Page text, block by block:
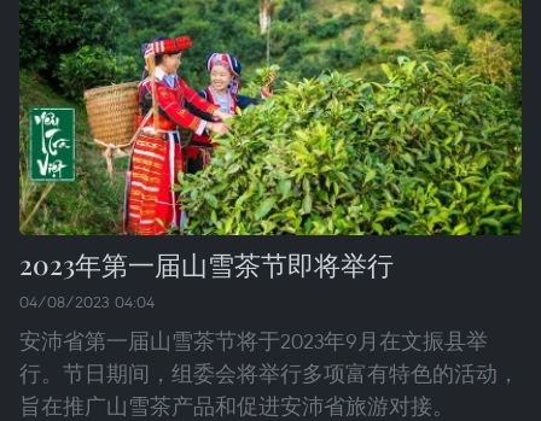
2023年第一届山雪茶节即将举行
04/08/2023 04:04
安沛省第一届山雪茶节将于2023年9月在文振县举
行。节日期间，组委会将举行多项富有特色的活动，
旨在推广山雪茶产品和促进安沛省旅游对接。